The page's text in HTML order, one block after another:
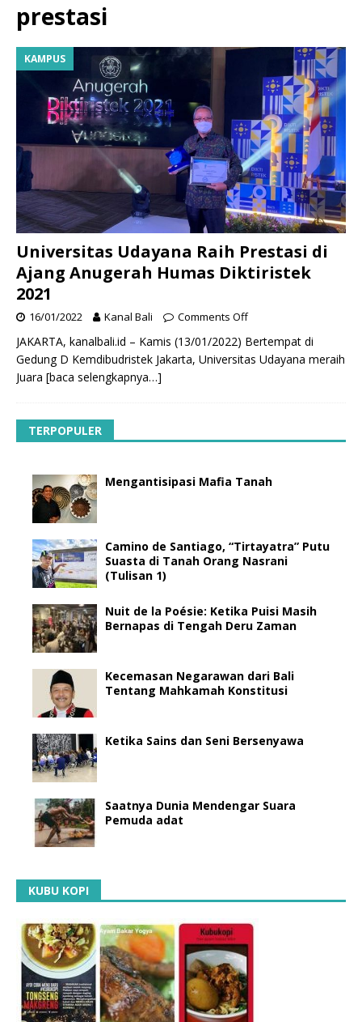
prestasi
KAMPUS
Universitas Udayana Raih Prestasi di
Ajang Anugerah Humas Diktiristek
2021
16/01/2022 Kanal Bali Comments Off
JAKARTA, kanalbali.id – Kamis (13/01/2022) Bertempat di
Gedung D Kemdibudristek Jakarta, Universitas Udayana meraih
Juara [baca selengkapnya…]
TERPOPULER
Mengantisipasi Mafia Tanah
Camino de Santiago, “Tirtayatra” Putu
Suasta di Tanah Orang Nasrani
(Tulisan 1)
Nuit de la Poésie: Ketika Puisi Masih
Bernapas di Tengah Deru Zaman
Kecemasan Negarawan dari Bali
Tentang Mahkamah Konstitusi
Ketika Sains dan Seni Bersenyawa
Saatnya Dunia Mendengar Suara
Pemuda adat
KUBU KOPI